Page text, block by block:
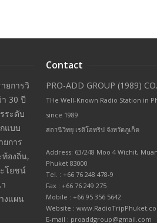
ยการวิ
30 ปี
ระดับ
แบบ
ยการ
องถิ่น,
โยชน์
งแผน
Contact
PRO-ADD GROUP (1989)
THe Well-Known Radio Station in
since 1989
สถานีวิทยุ เรดิโอทริป จังหวัดภูเก็ต
Address: 63/248 Moo 4 Wichit,
Phuket 83000
Tel. : +66 76 248 478-9
Fax : +66 76 249 275
Mobile : +66 95 356 5642
Website :
E-mail : proaddgroup@gmail.com